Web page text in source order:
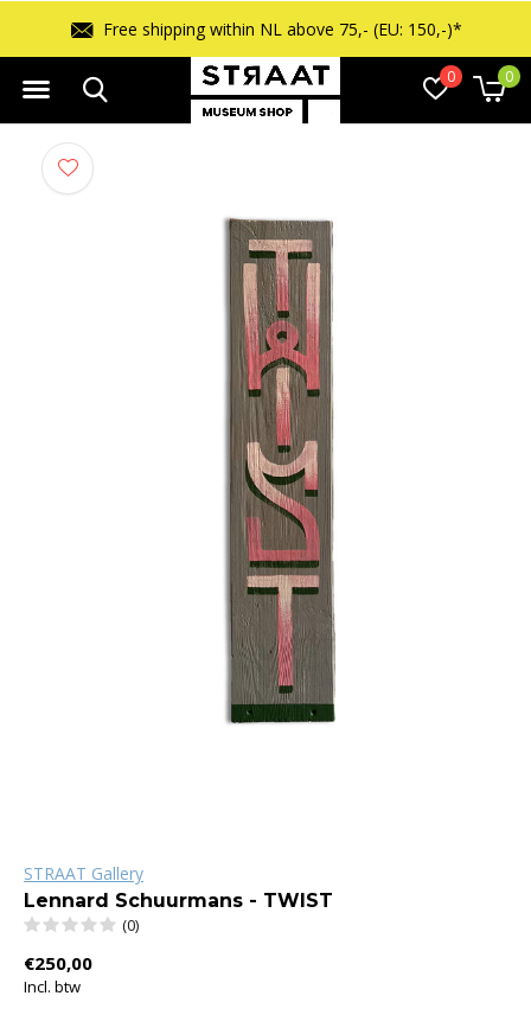
0 0
Free shipping within NL above 75,- (EU: 150,-)*
STRAAT Gallery
Lennard Schuurmans - TWIST
(0)
€250,00
Incl. btw